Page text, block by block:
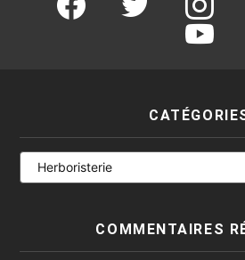
youtube
Catégories
COMMENTAIRES